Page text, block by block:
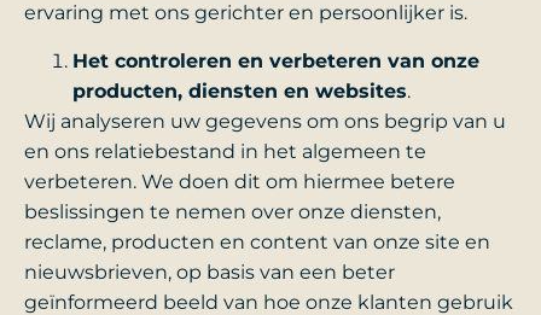
ervaring met ons gerichter en persoonlijker is.
Het controleren en verbeteren van onze
producten, diensten en websites.
Wij analyseren uw gegevens om ons begrip van u
en ons relatiebestand in het algemeen te
verbeteren. We doen dit om hiermee betere
beslissingen te nemen over onze diensten,
reclame, producten en content van onze site en
nieuwsbrieven, op basis van een beter
geïnformeerd beeld van hoe onze klanten gebruik